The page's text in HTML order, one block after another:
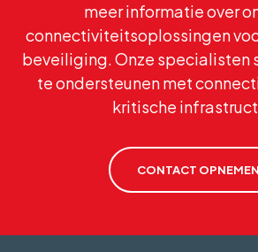
meer informatie over
connectiviteitsoplossingen
beveiliging. Onze specialisten
te ondersteunen met
kritische
CONTACT OPNEMEN